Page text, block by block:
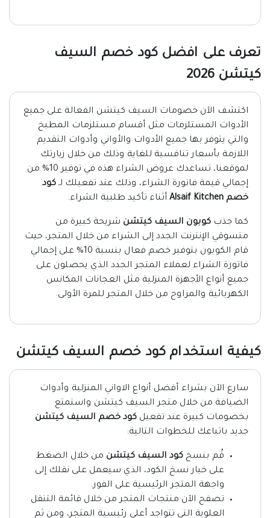
تعرف على افضل كود خصم السيف
كيتشن 2026
اكتشف الآن خصومات السيف كيتشن الفعالة على جميع
الأدوات المستلزمات مثل أقسام مستلزمات المطبخ
والتي يتوفر بها جميع الأدوات والأواني وأدوات التقديم
اللازمة بأسعار تنافسية للغاية وذلك من خلال زيارتك
لموقعنا، تساعدك عروض الشراء هذه في توفير 10% من
إجمالي قيمة فاتورة الشراء، وذلك عند تفعيلك لـ كود
خصم Alsaif Kitchen
أثناء تأكيد طلبية الشراء.
كما جذب كوبون السيف كيتشن شريحة كبيرة من
متسوقي الإنترنت الجدد إلى الشراء من خلال المتجر، حيث
قام الكوبون بتوفير خصم فعال بنسبة 10% على إجمالي
فاتورة الشراء لعملاء المتجر الجدد الذي يحصلون على
جميع أنواع الأجهزة المنزلية مثل العجانات المكانس
الكهربائية والمراوح من خلال المتجر للمرة الأولى.
كيفية استخدام كود خصم السيف كيتشن
سارع الآن بشراء أفضل أنواع الاواني المنزلية وأدوات
الضيافة من خلال متجر السيف كيتشن واستمتع
بخصومات كبيرة عند تفعيل كود خصم السيف كيتشن
جديد باتباعك للخطوات التالية:
قُم بنسخ كود السيف كيتشن من خلال الضغط
على خيار نسخ الكود، الذي سيعمل على نقلك إلى
واجهة المتجر الرئيسية على الفور.
تصفح الآن منتجات المتجر من خلال قائمة التنقل
العلوية التي تتواجد أعلى رئيسية المتجر، ومن ثم